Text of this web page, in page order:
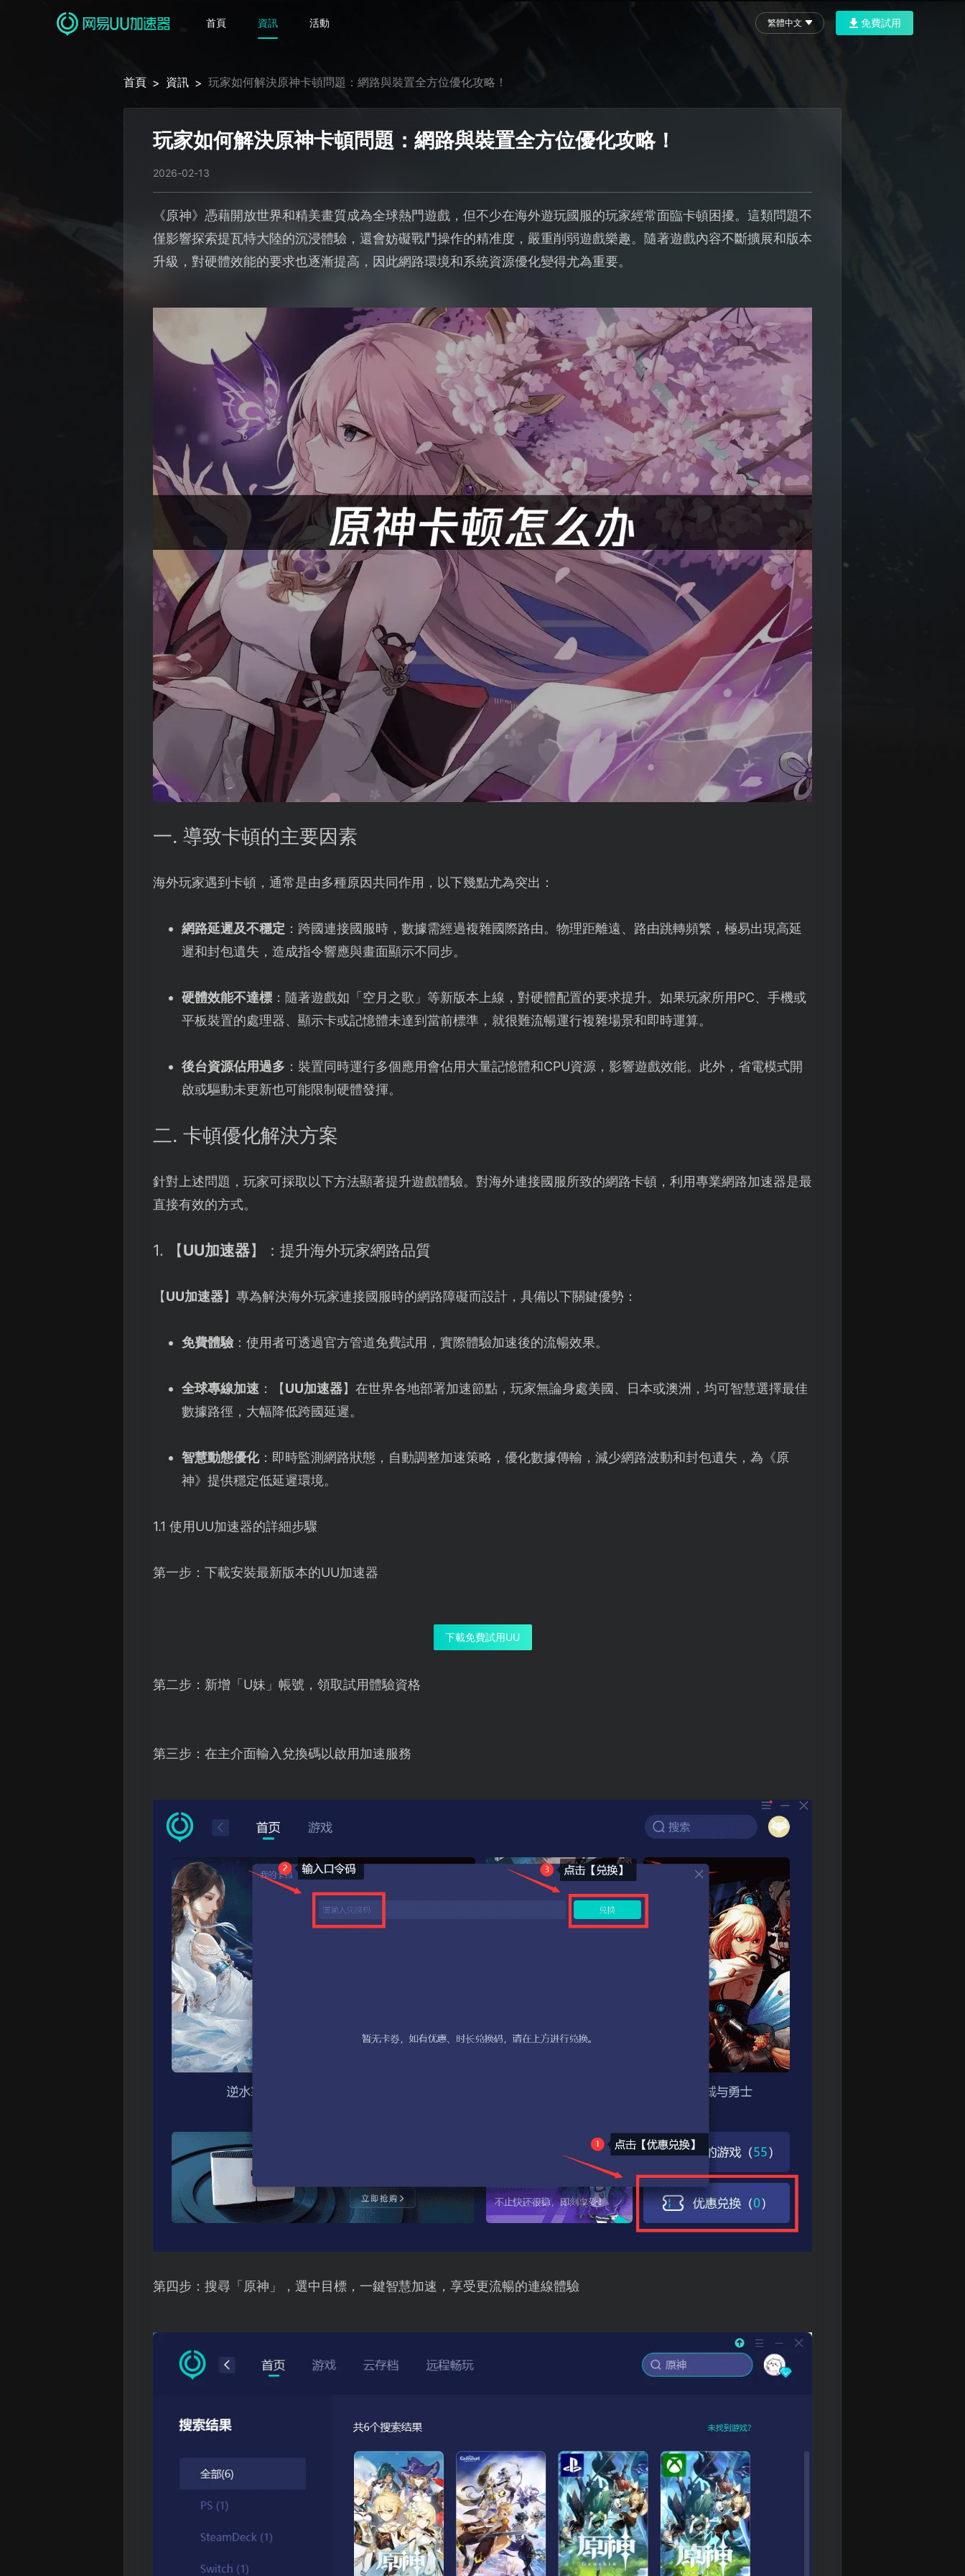
首頁 資訊 活動 繁體中文 免費試用
首頁 > 資訊 > 玩家如何解決原神卡頓問題：網路與裝置全方位優化攻略！
玩家如何解決原神卡頓問題：網路與裝置全方位優化攻略！
2026-02-13
《原神》憑藉開放世界和精美畫質成為全球熱門遊戲，但不少在海外遊玩國服的玩家經常面臨卡頓困擾。這類問題不
僅影響探索提瓦特大陸的沉浸體驗，還會妨礙戰鬥操作的精准度，嚴重削弱遊戲樂趣。隨著遊戲內容不斷擴展和版本
升級，對硬體效能的要求也逐漸提高，因此網路環境和系統資源優化變得尤為重要。
一. 導致卡頓的主要因素
海外玩家遇到卡頓，通常是由多種原因共同作用，以下幾點尤為突出：
網路延遲及不穩定 ：跨國連接國服時，數據需經過複雜國際路由。物理距離遠、路由跳轉頻繁，極易出現高延
遲和封包遺失，造成指令響應與畫面顯示不同步。
硬體效能不達標：隨著遊戲如「空月之歌」等新版本上線，對硬體配置的要求提升。如果玩家所用PC、手機或
平板裝置的處理器、顯示卡或記憶體未達到當前標準，就很難流暢運行複雜場景和即時運算。
後台資源佔用過多 ：裝置同時運行多個應用會佔用大量記憶體和CPU資源，影響遊戲效能。此外，省電模式開
啟或驅動未更新也可能限制硬體發揮。
二. 卡頓優化解決方案
針對上述問題，玩家可採取以下方法顯著提升遊戲體驗。對海外連接國服所致的網路卡頓，利用專業網路加速器是最
直接有效的方式。
1. 【UU加速器】：提升海外玩家網路品質
【UU加速器】專為解決海外玩家連接國服時的網路障礙而設計，具備以下關鍵優勢：
免費體驗：使用者可透過官方管道免費試用，實際體驗加速後的流暢效果。
全球專線加速：【UU加速器】在世界各地部署加速節點，玩家無論身處美國、日本或澳洲，均可智慧選擇最佳
數據路徑，大幅降低跨國延遲。
智慧動態優化：即時監測網路狀態，自動調整加速策略，優化數據傳輸，減少網路波動和封包遺失，為《原
神》提供穩定低延遲環境。
1.1 使用UU加速器的詳細步驟
第一步：下載安裝最新版本的UU加速器
下載免費試用UU
第二步：新增「U妹」帳號，領取試用體驗資格
第三步：在主介面輸入兌換碼以啟用加速服務
第四步：搜尋「原神」，選中目標，一鍵智慧加速，享受更流暢的連線體驗